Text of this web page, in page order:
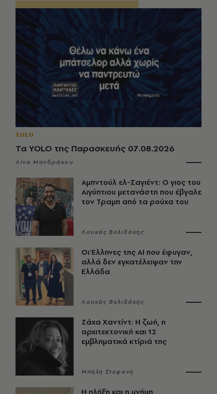
YOLO
Τα YOLO της Παρασκευής 07.08.2026
Λίνα Μανδράκου
Αμπντούλ ελ-Σαγιέντ: Ο γιος του
Αιγύπτιου μετανάστη που έβγαλε
τον Τραμπ από τα ρούχα του
Λουκάς Βελιδάκης
Οι Έλληνες της ΑΙ που έφυγαν,
αλλά δεν εγκατέλειψαν την
Ελλάδα
Λουκάς Βελιδάκης
Ζάχα Χαντίντ: Η ζωή, η
αρχιτεκτονική και 12
εμβληματικά κτίριά της
Μπήλη Στεφανή
Η πλήξη και η μνήμη